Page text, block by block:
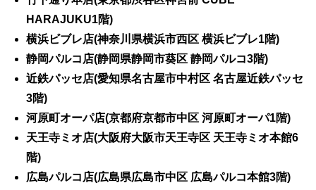
HARAJUKU1階)
横浜ビブレ店(神奈川県横浜市西区 横浜ビブレ1階)
静岡パルコ店(静岡県静岡市葵区 静岡パルコ3階)
近鉄パッセ店(愛知県名古屋市中村区 名古屋近鉄パッセ
3階)
河原町オーパ店(京都府京都市中区 河原町オーパ1階)
天王寺ミオ店(大阪府大阪市天王寺区 天王寺ミオ本館6
階)
広島パルコ店(広島県広島市中区 広島パルコ本館3階)